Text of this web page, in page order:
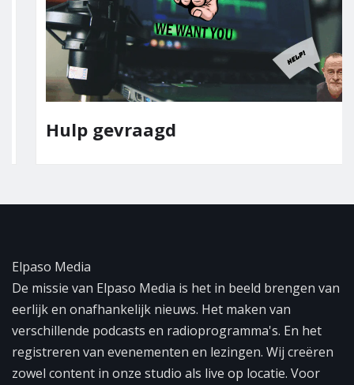
Hulp gevraagd
Elpaso Media
De missie van Elpaso Media is het in beeld brengen van
eerlijk en onafhankelijk nieuws. Het maken van
verschillende podcasts en radioprogramma's. En het
registreren van evenementen en lezingen. Wij creëren
zowel content in onze studio als live op locatie. Voor